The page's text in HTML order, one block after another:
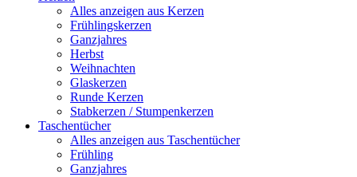
Alles anzeigen aus Kerzen
Frühlingskerzen
Ganzjahres
Herbst
Weihnachten
Glaskerzen
Runde Kerzen
Stabkerzen / Stumpenkerzen
Taschentücher
Alles anzeigen aus Taschentücher
Frühling
Ganzjahres